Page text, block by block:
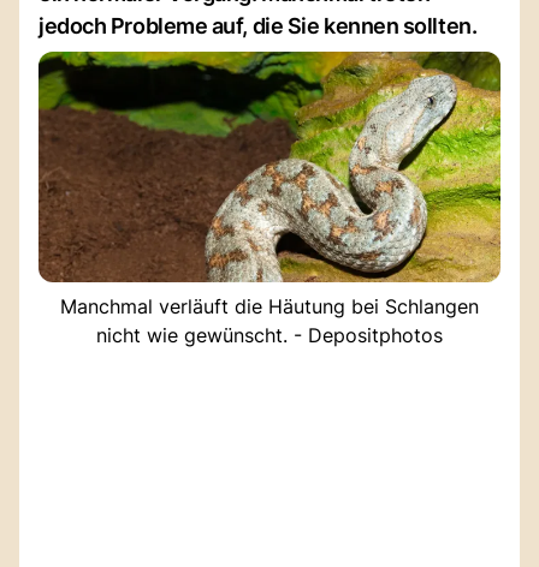
jedoch Probleme auf, die Sie kennen sollten.
Manchmal verläuft die Häutung bei Schlangen
nicht wie gewünscht. - Depositphotos